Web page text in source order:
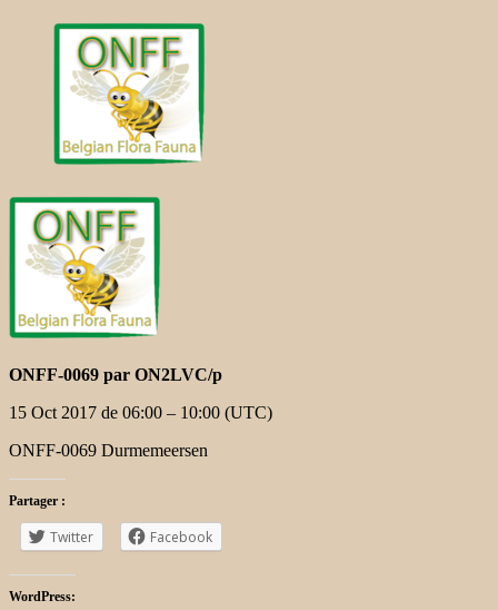
ONFF-0069 par ON2LVC/p
15 Oct 2017 de 06:00 – 10:00 (UTC)
ONFF-0069 Durmemeersen
Partager :
Twitter Facebook
WordPress: